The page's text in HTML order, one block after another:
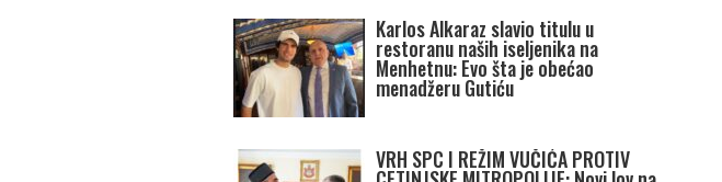
Karlos Alkaraz slavio titulu u
restoranu naših iseljenika na
Menhetnu: Evo šta je obećao
menadžeru Gutiću
VRH SPC I REŽIM VUČIĆA PROTIV